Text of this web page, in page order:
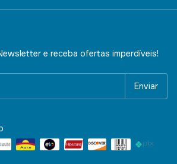
e receba ofertas imperdíveis!